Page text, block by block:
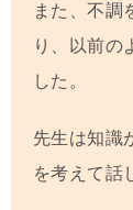
また、不調
り、以前の
した。
先生は知識
を考えて話